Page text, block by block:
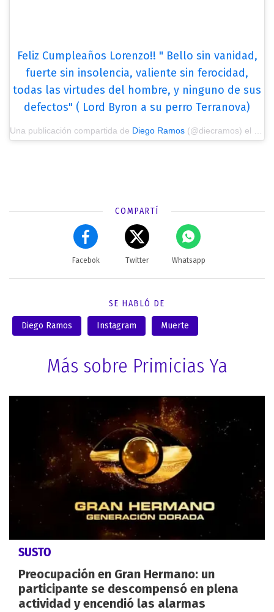
Feliz Cumpleaños Lorenzo!! " Bello sin vanidad,
fuerte sin insolencia, valiente sin ferocidad,
todas las virtudes del hombre, y ninguno de sus
defectos" ( Lord Byron a su perro Terranova)
Una publicación compartida de Diego Ramos (@diecramos) el
COMPARTÍ
Facebok Twitter Whatsapp
SE HABLÓ DE
Diego Ramos Instagram Muerte
Más sobre Primicias Ya
SUSTO
Preocupación en Gran Hermano: un
participante se descompensó en plena
actividad y encendió las alarmas